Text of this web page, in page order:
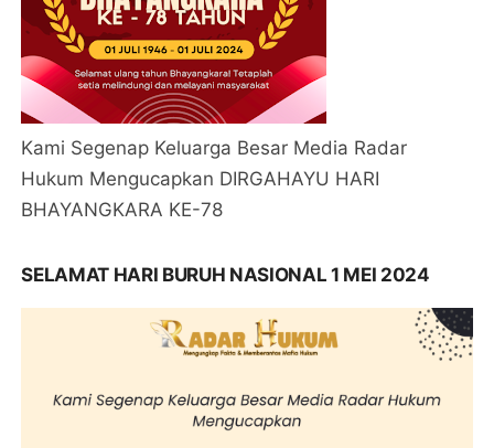
Kami Segenap Keluarga Besar Media Radar
Hukum Mengucapkan DIRGAHAYU HARI
BHAYANGKARA KE-78
SELAMAT HARI BURUH NASIONAL 1 MEI 2024